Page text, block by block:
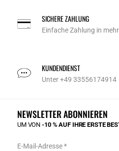
SICHERE ZAHLUNG
Einfache Zahlung in
KUNDENDIENST
Unter +49 33556174914
NEWSLETTER ABONNIEREN
UM VON-10 % AUF IHRE ERSTE
E-Mail-Adresse